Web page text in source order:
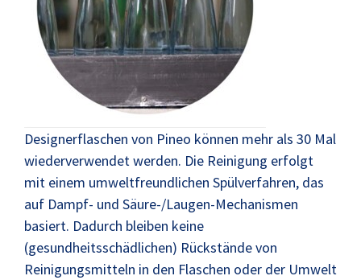
Designerflaschen von Pineo können mehr als 30 Mal
wiederverwendet werden. Die Reinigung erfolgt
mit einem umweltfreundlichen Spülverfahren, das
auf Dampf- und Säure-/Laugen-Mechanismen
basiert. Dadurch bleiben keine
(gesundheitsschädlichen) Rückstände von
Reinigungsmitteln in den Flaschen oder der Umwelt